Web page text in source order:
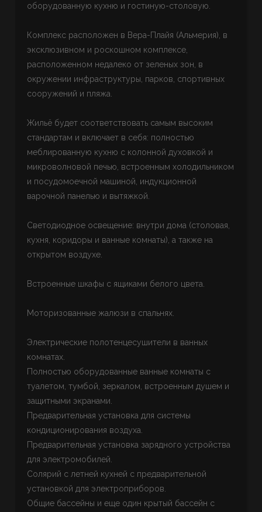
оборудованную кухню и гостиную-столовую.
Комплекс расположен в Вера-Плайя (Альмерия), в
эксклюзивном и роскошном комплексе,
расположенном недалеко от зеленых зон, в
окружении инфраструктуры, парков, спортивных
сооружений и пляжа.
Жильё будет соответствовать самым высоким
стандартам и включает в себя: полностью
меблированную кухню с колонной духовкой и
микроволновой печью, встроенным холодильником
и посудомоечной машиной, индукционной
варочной панелью и вытяжкой.
Светодиодное освещение: внутри дома (столовая,
кухня, коридоры и ванные комнаты), а также на
открытом воздухе.
Встроенные шкафы с ящиками белого цвета.
Моторизованные жалюзи в спальнях.
Электрические полотенцесушители в ванных
комнатах.
Полностью оборудованные ванные комнаты с
туалетом, тумбой, зеркалом, встроенным душем и
защитными экранами.
Предварительная установка для системы
кондиционирования воздуха.
Предварительная установка зарядного устройства
для электромобилей.
Солярий с летней кухней с предварительной
установкой для электроприборов.
Общие бассейны и еще один крытый бассейн с